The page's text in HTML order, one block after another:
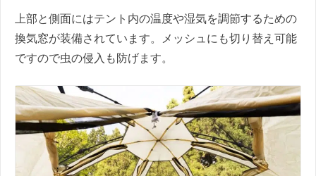
上部と側面にはテント内の温度や湿気を調節するための
換気窓が装備されています。メッシュにも切り替え可能
ですので虫の侵入も防げます。